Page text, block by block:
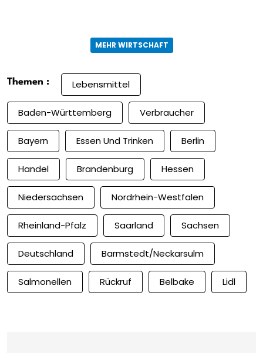
MEHR WIRTSCHAFT
Themen : Lebensmittel
Baden-Württemberg Verbraucher
Bayern Essen Und Trinken Berlin
Handel Brandenburg Hessen
Niedersachsen Nordrhein-Westfalen
Rheinland-Pfalz Saarland Sachsen
Deutschland Barmstedt/Neckarsulm
Salmonellen Rückruf Belbake Lidl